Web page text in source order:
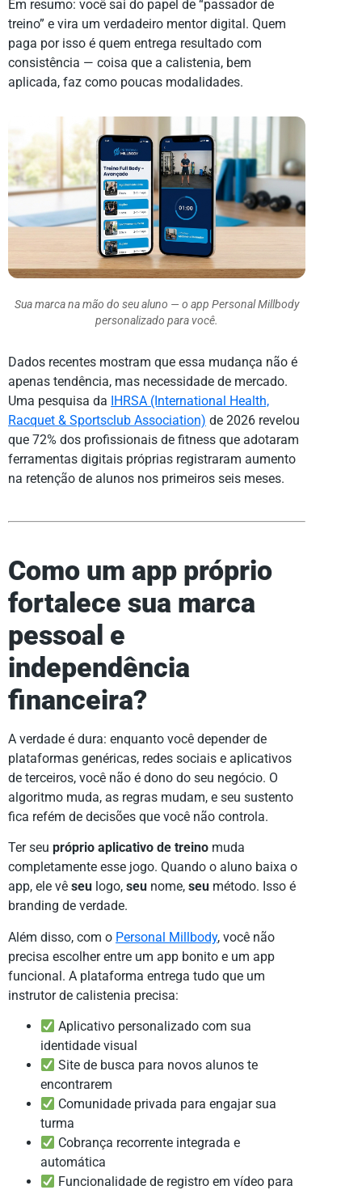
Em resumo: você sai do papel de “passador de
treino” e vira um verdadeiro mentor digital. Quem
paga por isso é quem entrega resultado com
consistência — coisa que a calistenia, bem
aplicada, faz como poucas modalidades.
Sua marca na mão do seu aluno — o app Personal Millbody
personalizado para você.
Dados recentes mostram que essa mudança não é
apenas tendência, mas necessidade de mercado.
Uma pesquisa da IHRSA (International Health,
Racquet & Sportsclub Association) de 2026 revelou
que 72% dos profissionais de fitness que adotaram
ferramentas digitais próprias registraram aumento
na retenção de alunos nos primeiros seis meses.
Como um app próprio
fortalece sua marca
pessoal e
independência
financeira?
A verdade é dura: enquanto você depender de
plataformas genéricas, redes sociais e aplicativos
de terceiros, você não é dono do seu negócio. O
algoritmo muda, as regras mudam, e seu sustento
fica refém de decisões que você não controla.
Ter seu próprio aplicativo de treino muda
completamente esse jogo. Quando o aluno baixa o
app, ele vê seu logo, seu nome, seu método. Isso é
branding de verdade.
Além disso, com o Personal Millbody, você não
precisa escolher entre um app bonito e um app
funcional. A plataforma entrega tudo que um
instrutor de calistenia precisa:
Aplicativo personalizado com sua
identidade visual
Site de busca para novos alunos te
encontrarem
Comunidade privada para engajar sua
turma
Cobrança recorrente integrada e
automática
Funcionalidade de registro em vídeo para